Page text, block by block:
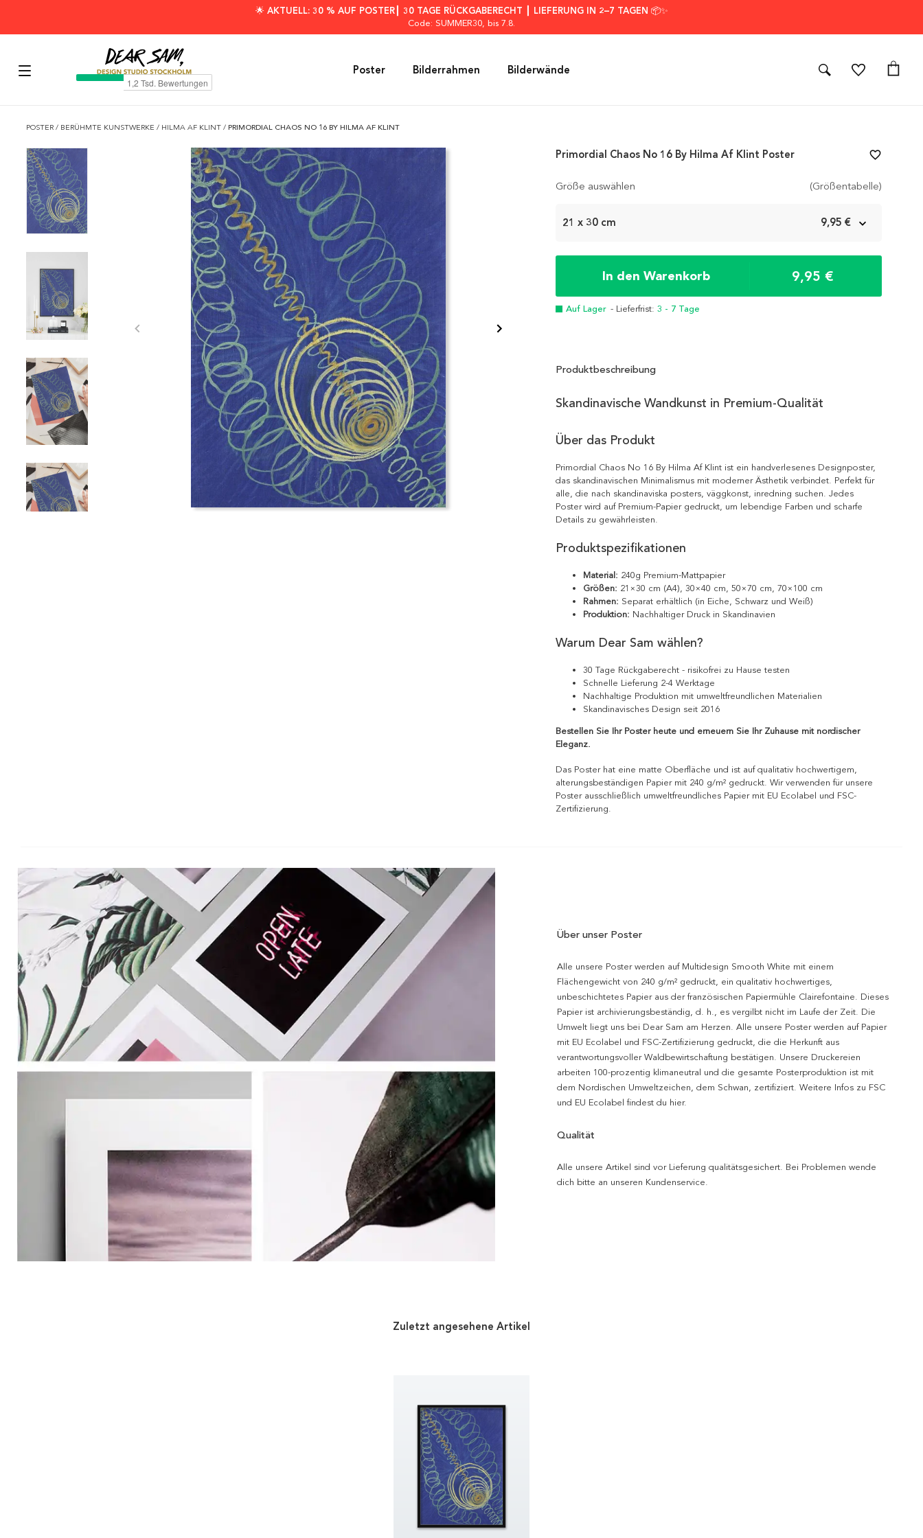
🌟 AKTUELL: 30 % AUF POSTER┃ 30 TAGE RÜCKGABERECHT ┃ LIEFERUNG IN 2–7 TAGEN 📦✨
Code: SUMMER30, bis 7.8.
Poster Bilderrahmen Bilderwände
POSTER / BERÜHMTE KUNSTWERKE / HILMA AF KLINT / PRIMORDIAL CHAOS NO 16 BY HILMA AF KLINT
Größe auswählen (Größentabelle)
21 x 30 cm 9,95 €
In den Warenkorb 9,95 €
Auf Lager - Lieferfrist: 3 - 7 Tage
Primordial Chaos No 16 By Hilma Af Klint Poster favorite_border
Produktbeschreibung
Skandinavische Wandkunst in Premium-Qualität
Über das Produkt
Primordial Chaos No 16 By Hilma Af Klint ist ein handverlesenes Designposter,
das skandinavischen Minimalismus mit moderner Ästhetik verbindet. Perfekt für
alle, die nach skandinaviska posters, väggkonst, inredning suchen. Jedes
Poster wird auf Premium-Papier gedruckt, um lebendige Farben und scharfe
Details zu gewährleisten.
Produktspezifikationen
Material: 240g Premium-Mattpapier
Größen: 21×30 cm (A4), 30×40 cm, 50×70 cm, 70×100 cm
Rahmen: Separat erhältlich (in Eiche, Schwarz und Weiß)
Produktion: Nachhaltiger Druck in Skandinavien
Warum Dear Sam wählen?
30 Tage Rückgaberecht - risikofrei zu Hause testen
Schnelle Lieferung 2-4 Werktage
Nachhaltige Produktion mit umweltfreundlichen Materialien
Skandinavisches Design seit 2016
Bestellen Sie Ihr Poster heute und erneuern Sie Ihr Zuhause mit nordischer
Eleganz.
Das Poster hat eine matte Oberfläche und ist auf qualitativ hochwertigem,
alterungsbeständigen Papier mit 240 g/m² gedruckt. Wir verwenden für unsere
Poster ausschließlich umweltfreundliches Papier mit EU Ecolabel und FSC-
Zertifizierung.
Über unser Poster
Alle unsere Poster werden auf Multidesign Smooth White mit einem
Flächengewicht von 240 g/m² gedruckt, ein qualitativ hochwertiges,
unbeschichtetes Papier aus der französischen Papiermühle Clairefontaine. Dieses
Papier ist archivierungsbeständig, d. h., es vergilbt nicht im Laufe der Zeit. Die
Umwelt liegt uns bei Dear Sam am Herzen. Alle unsere Poster werden auf Papier
mit EU Ecolabel und FSC-Zertifizierung gedruckt, die die Herkunft aus
verantwortungsvoller Waldbewirtschaftung bestätigen. Unsere Druckereien
arbeiten 100-prozentig klimaneutral und die gesamte Posterproduktion ist mit
dem Nordischen Umweltzeichen, dem Schwan, zertifiziert. Weitere Infos zu FSC
und EU Ecolabel findest du hier.
Qualität
Alle unsere Artikel sind vor Lieferung qualitätsgesichert. Bei Problemen wende
dich bitte an unseren Kundenservice.
Zuletzt angesehene Artikel